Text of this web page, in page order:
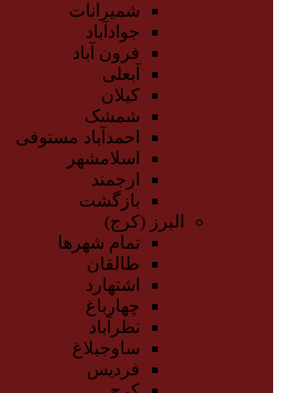
شمیرانات
جوادآباد
فرون آباد
آبعلی
کیلان
شمشک
احمدآباد مستوفی
اسلامشهر
ارجمند
بازگشت
البرز (کرج)
تمام شهر‌ها
طالقان
اشتهارد
چهارباغ
نظرآباد
ساوجبلاغ
فردیس